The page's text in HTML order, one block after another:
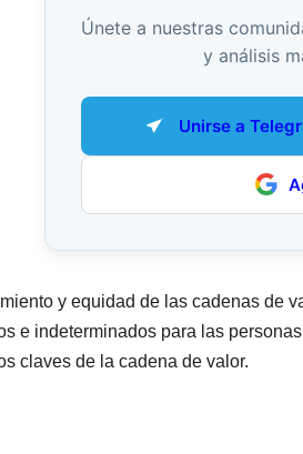
Únete a nuestras
y análisis
Unirse a
y equidad de las cadenas de
e indeterminados para las
claves de la cadena de valor.